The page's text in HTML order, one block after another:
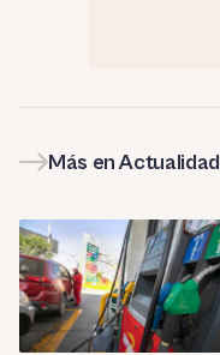
Más en Actualidad